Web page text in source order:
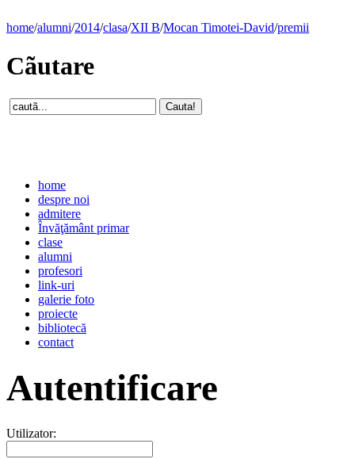
home/alumni/2014/clasa/XII B/Mocan Timotei-David/premii
Cãutare
home
despre noi
admitere
Învăţământ primar
clase
alumni
profesori
link-uri
galerie foto
proiecte
bibliotecă
contact
Autentificare
Utilizator: